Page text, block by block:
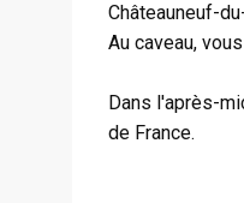
Châteauneuf-
Au caveau,
Dans l'après-
de France.